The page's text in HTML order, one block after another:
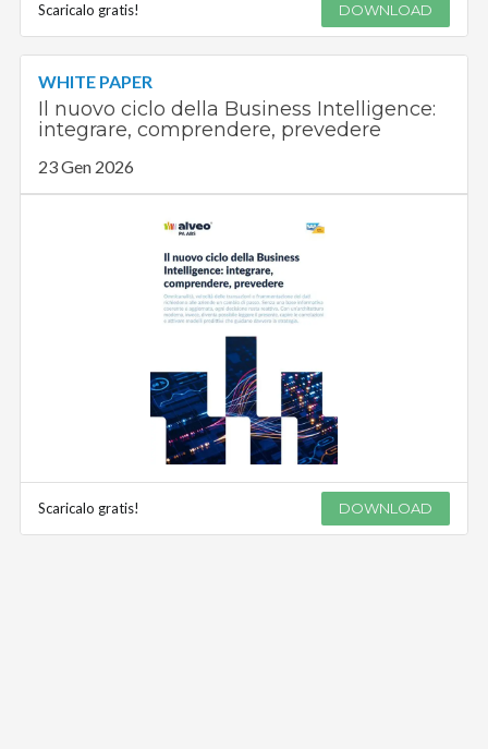
Scaricalo gratis! DOWNLOAD
WHITE PAPER
Il nuovo ciclo della Business Intelligence:
integrare, comprendere, prevedere
23 Gen 2026
Scaricalo gratis! DOWNLOAD